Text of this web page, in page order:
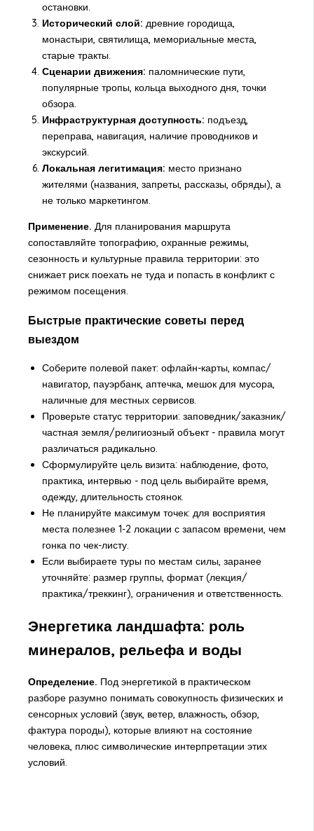
остановки.
Исторический слой: древние городища,
монастыри, святилища, мемориальные места,
старые тракты.
Сценарии движения: паломнические пути,
популярные тропы, кольца выходного дня, точки
обзора.
Инфраструктурная доступность: подъезд,
переправа, навигация, наличие проводников и
экскурсий.
Локальная легитимация: место признано
жителями (названия, запреты, рассказы, обряды), а
не только маркетингом.
Применение. Для планирования маршрута
сопоставляйте топографию, охранные режимы,
сезонность и культурные правила территории: это
снижает риск поехать не туда и попасть в конфликт с
режимом посещения.
Быстрые практические советы перед
выездом
Соберите полевой пакет: офлайн-карты, компас/
навигатор, пауэрбанк, аптечка, мешок для мусора,
наличные для местных сервисов.
Проверьте статус территории: заповедник/заказник/
частная земля/религиозный объект - правила могут
различаться радикально.
Сформулируйте цель визита: наблюдение, фото,
практика, интервью - под цель выбирайте время,
одежду, длительность стоянок.
Не планируйте максимум точек: для восприятия
места полезнее 1-2 локации с запасом времени, чем
гонка по чек-листу.
Если выбираете туры по местам силы, заранее
уточняйте: размер группы, формат (лекция/
практика/треккинг), ограничения и ответственность.
Энергетика ландшафта: роль
минералов, рельефа и воды
Определение. Под энергетикой в практическом
разборе разумно понимать совокупность физических и
сенсорных условий (звук, ветер, влажность, обзор,
фактура породы), которые влияют на состояние
человека, плюс символические интерпретации этих
условий.